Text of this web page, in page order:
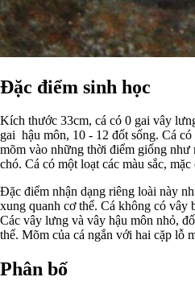
Đặc điểm sinh học
Kích thước 33cm, cá có 0 gai vây
gai hậu môn, 10 - 12 đốt sống. Cá
mõm vào những thời điểm giống như
chó. Cá có một loạt các màu sắc,
Đặc điểm nhận dạng riêng loài này
xung quanh cơ thể. Cá không có vây
Các vây lưng và vây hậu môn nhỏ,
thể. Mõm của cá ngắn với hai cặp lỗ
Phân bố